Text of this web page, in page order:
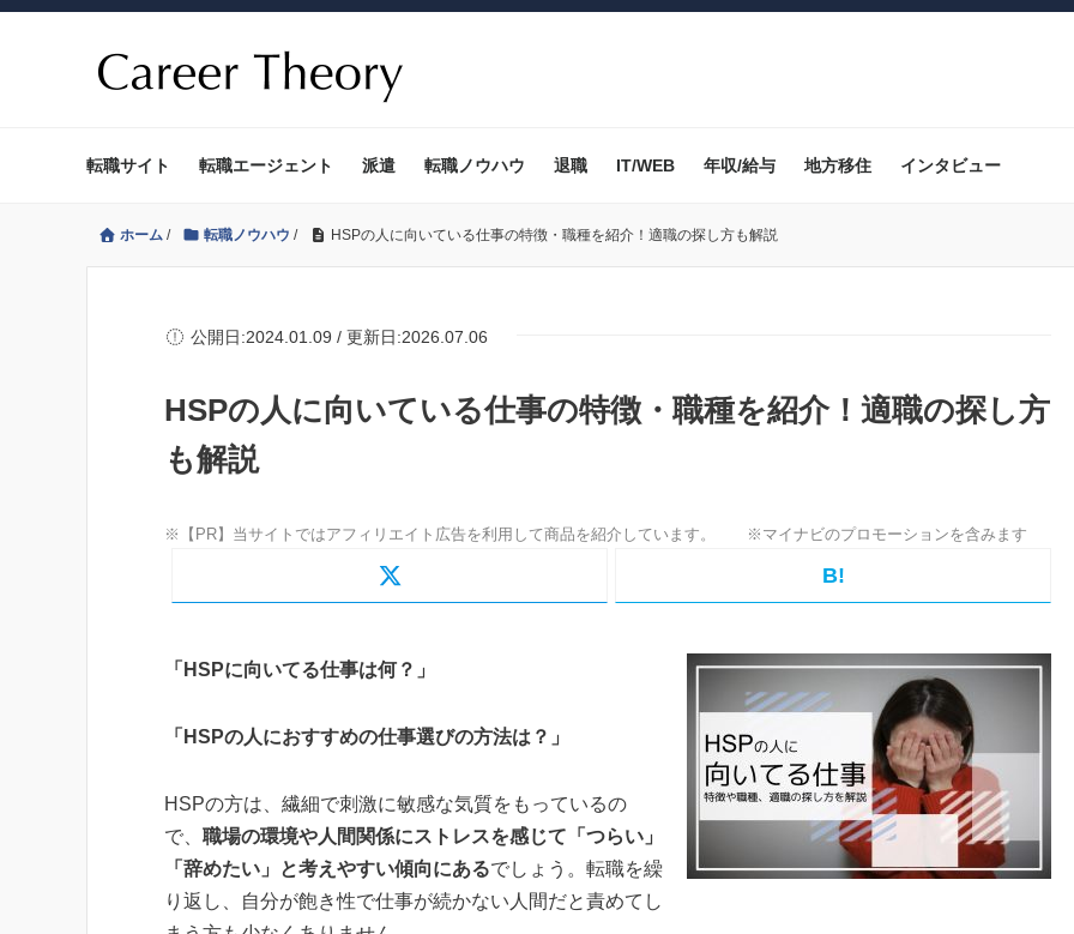
転職サイト 転職エージェント 派遣 転職ノウハウ 退職 IT/WEB 年収/給与 地方移住 インタビュー
ホーム / 転職ノウハウ / HSPの人に向いている仕事の特徴・職種を紹介！適職の探し方も解説
公開日:2024.01.09 / 更新日:2026.07.06
HSPの人に向いている仕事の特徴・職種を紹介！適職の探し方
も解説
B!
「HSPに向いてる仕事は何？」
「HSPの人におすすめの仕事選びの方法は？」
HSPの方は、繊細で刺激に敏感な気質をもっているの
で、 職場の環境や人間関係にストレスを感じて「つらい」
「辞めたい」と考えやすい傾向にあるでしょう。転職を繰
り返し、自分が飽き性で仕事が続かない人間だと責めてし